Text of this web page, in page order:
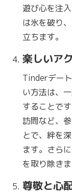
遊び心を注
は氷を破り
立ちます。
楽しいア
Tinderデー
い方法は、
することで
訪問など、
とで、絆を
ます。さら
を取り除きま
尊敬と心